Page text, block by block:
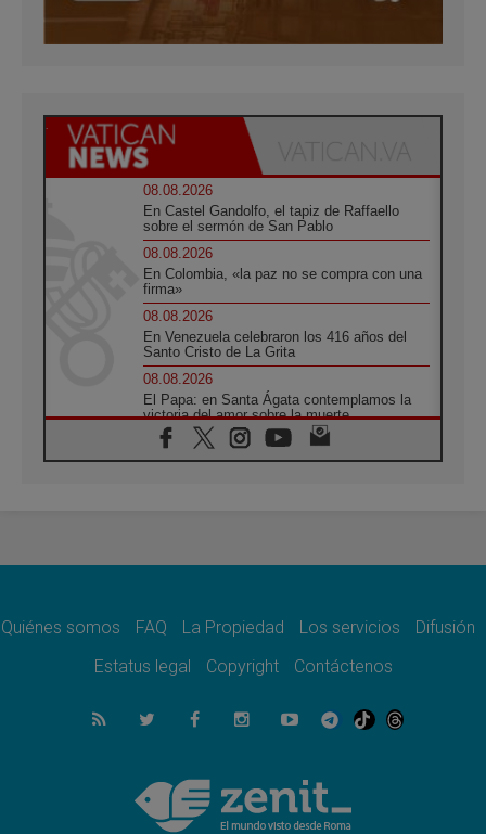
08.08.2026
En Castel Gandolfo, el tapiz de Raffaello
sobre el sermón de San Pablo
08.08.2026
En Colombia, «la paz no se compra con una
firma»
08.08.2026
En Venezuela celebraron los 416 años del
Santo Cristo de La Grita
08.08.2026
El Papa: en Santa Ágata contemplamos la
victoria del amor sobre la muerte
08.08.2026
León XIV visitará el Santuario de la Madre
07.08.2026
07.08.2026
el compromiso del cristiano"
La matanza de niños en Gaza no cesa: 300
muertos en 300 días
Tagle: La guerra desfigura el mundo, solo la
revelación de Dios lo transfigura
Quiénes somos FAQ La Propiedad Los servicios
Difusión
Estatus legal
Copyright Contáctenos